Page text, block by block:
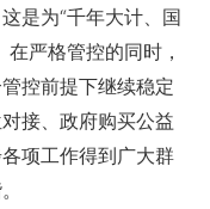
是为“千年大计、国
严格管控的同时，
控前提下继续稳定
接、政府购买公益
项工作得到广大群